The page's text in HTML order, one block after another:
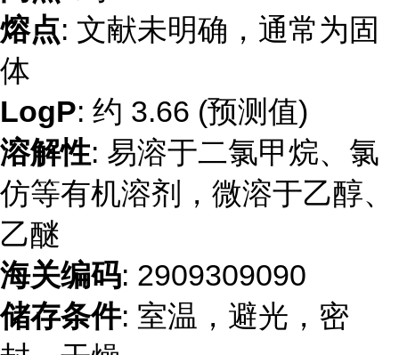
熔点: 文献未明确，通常为固
体
LogP: 约 3.66 (预测值)
溶解性: 易溶于二氯甲烷、氯
仿等有机溶剂，微溶于乙醇、
乙醚
海关编码: 2909309090
储存条件: 室温，避光，密